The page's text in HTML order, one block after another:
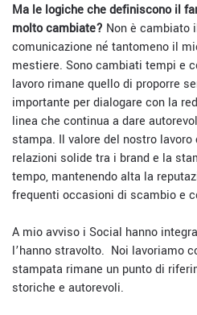
Ma le logiche che definiscono il
molto cambiate? Non è cambiato
comunicazione né tantomeno il
mestiere. Sono cambiati tempi e
lavoro rimane quello di proporre
importante per dialogare con la
linea che continua a dare
stampa. Il valore del nostro
relazioni solide tra i brand e la
tempo, mantenendo alta la
frequenti occasioni di scambio e
A mio avviso i Social hanno
l’hanno stravolto. Noi lavoriamo
stampata rimane un punto di
storiche e autorevoli.